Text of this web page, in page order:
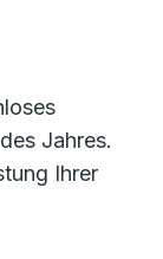
Jahres.
Ihrer